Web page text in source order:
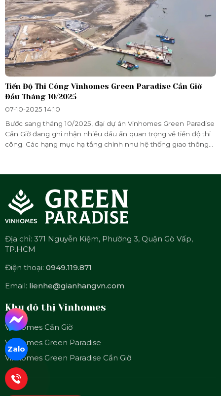
Tiến Độ Thi Công Vinhomes Green Paradise Cần Giờ
Đầu Tháng 10/2025
07-10-2025 14:10
Bước sang tháng 10/2025, đại dự án Vinhomes Green Paradise
Cần Giờ đang ghi nhận nhiều dấu ấn quan trọng về tiến độ thi
công. Các hạng mục hạ tầng chính như hệ thống giao thông
Địa chỉ: 371 Nguyễn Kiệm, Phường 3, Quận Gò Vấp,
TP.HCM
Điện thoại: 0949.119.871
Email: lienhe@gianhangvn.com
Khu đô thị Vinhomes
Vinhomes Cần Giờ
Vinhomes Green Paradise
Vinhomes Green Paradise Cần Giờ
Zalo